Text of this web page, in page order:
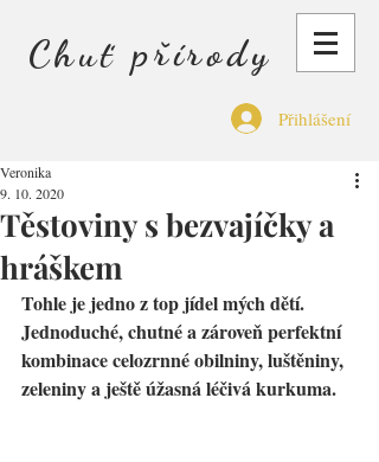
Chuť přírody
Přihlášení
Těstoviny s bezvajíčky a
hráškem
Veronika
9. 10. 2020
Tohle je jedno z top jídel mých dětí.
Jednoduché, chutné a zároveň perfektní
kombinace celozrnné obilniny, luštěniny,
zeleniny a ještě úžasná léčivá kurkuma.